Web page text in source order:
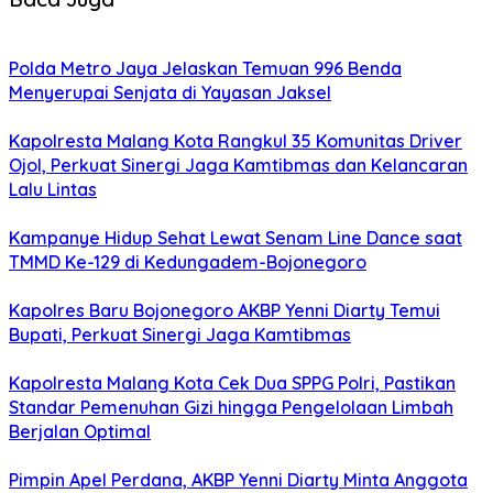
Polda Metro Jaya Jelaskan Temuan 996 Benda
Menyerupai Senjata di Yayasan Jaksel
Kapolresta Malang Kota Rangkul 35 Komunitas Driver
Ojol, Perkuat Sinergi Jaga Kamtibmas dan Kelancaran
Lalu Lintas
Kampanye Hidup Sehat Lewat Senam Line Dance saat
TMMD Ke-129 di Kedungadem-Bojonegoro
Kapolres Baru Bojonegoro AKBP Yenni Diarty Temui
Bupati, Perkuat Sinergi Jaga Kamtibmas
Kapolresta Malang Kota Cek Dua SPPG Polri, Pastikan
Standar Pemenuhan Gizi hingga Pengelolaan Limbah
Berjalan Optimal
Pimpin Apel Perdana, AKBP Yenni Diarty Minta Anggota